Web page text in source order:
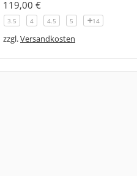
119,00 €
3.5 4 4.5 5 14
zzgl.Versandkosten